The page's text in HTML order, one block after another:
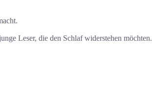
Leser, die den Schlaf widerstehen möchten.